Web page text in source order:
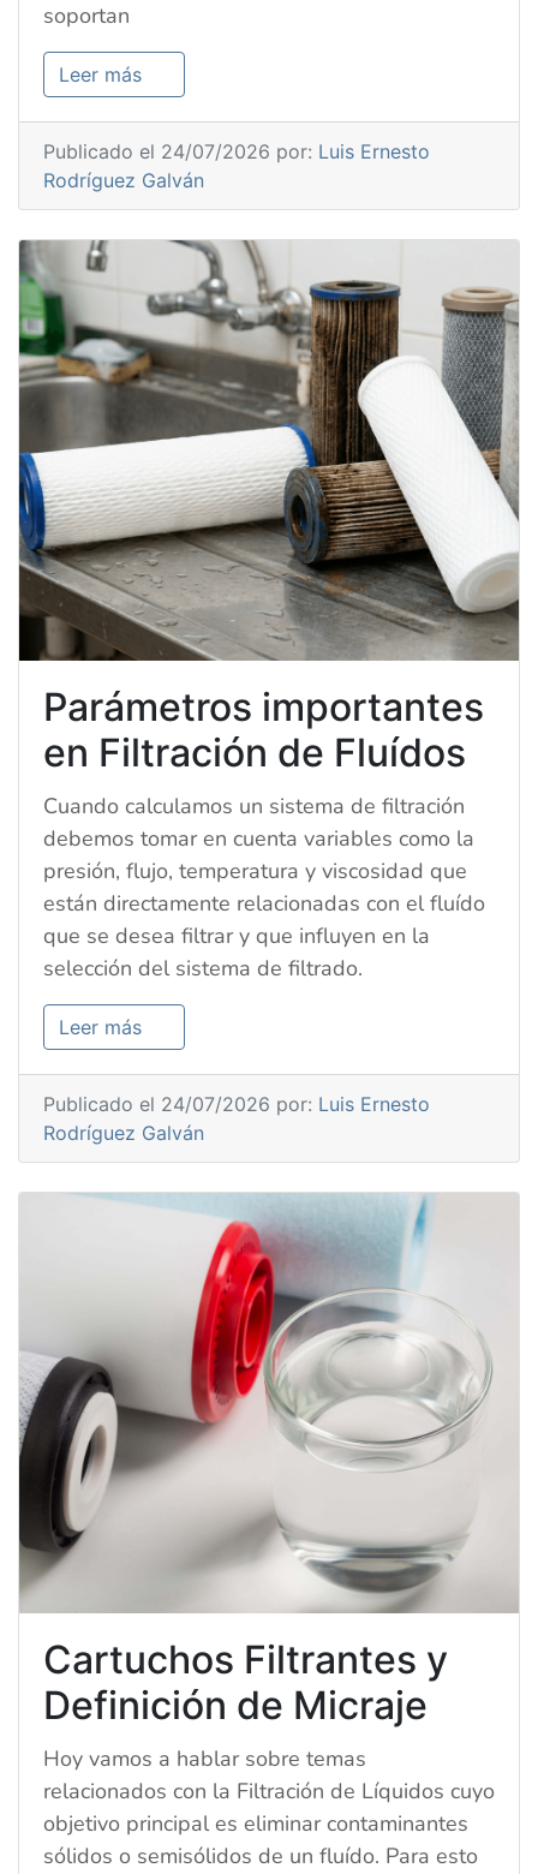
soportan
Leer más
Publicado el 24/07/2026 por: Luis Ernesto
Rodríguez Galván
Parámetros importantes
en Filtración de Fluídos
Cuando calculamos un sistema de filtración
debemos tomar en cuenta variables como la
presión, flujo, temperatura y viscosidad que
están directamente relacionadas con el fluído
que se desea filtrar y que influyen en la
selección del sistema de filtrado.
Leer más
Publicado el 24/07/2026 por: Luis Ernesto
Rodríguez Galván
Cartuchos Filtrantes y
Definición de Micraje
Hoy vamos a hablar sobre temas
relacionados con la Filtración de Líquidos cuyo
objetivo principal es eliminar contaminantes
sólidos o semisólidos de un fluído. Para esto